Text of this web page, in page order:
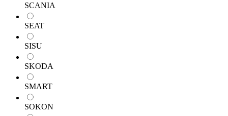
SCANIA
SEAT
SISU
SKODA
SMART
SOKON